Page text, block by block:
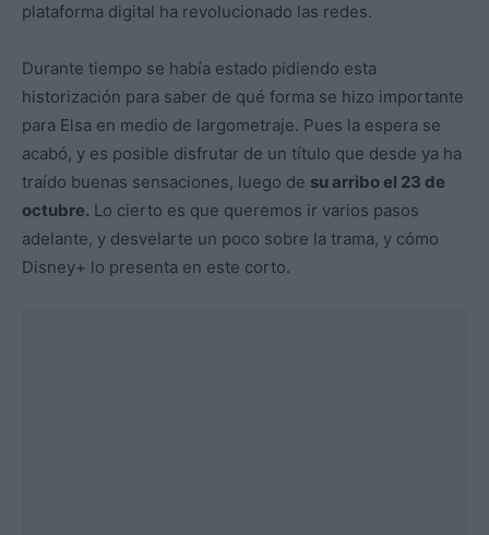
plataforma digital ha revolucionado las redes.
Durante tiempo se había estado pidiendo esta
historización para saber de qué forma se hizo importante
para Elsa en medio de largometraje. Pues la espera se
acabó, y es posible disfrutar de un título que desde ya ha
traído buenas sensaciones, luego de su arribo el 23 de
octubre. Lo cierto es que queremos ir varios pasos
adelante, y desvelarte un poco sobre la trama, y cómo
Disney+ lo presenta en este corto.